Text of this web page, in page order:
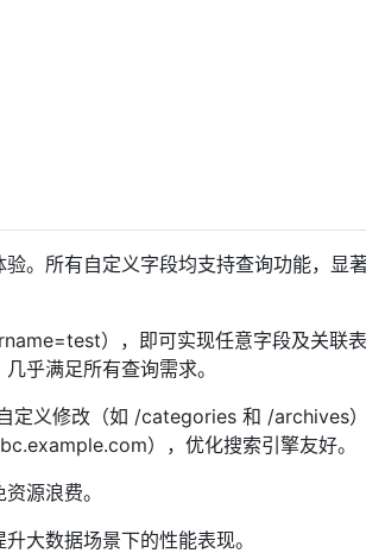
。所有自定义字段均支持查询功能，显
），即可实现任意字段及关联
乎满足所有查询需求。
定义修改（如 /categories 和 /archives
），优化搜索引擎友好。
源浪费。
大数据场景下的性能表现。